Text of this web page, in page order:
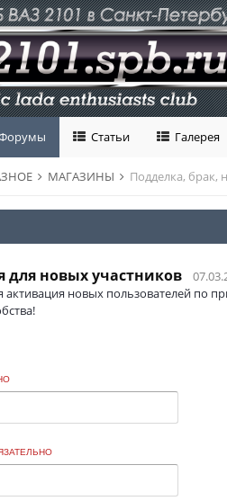
Статьи Галерея
МАГАЗИНЫ Подделка, брак,
новых участников
активация новых пользователей по